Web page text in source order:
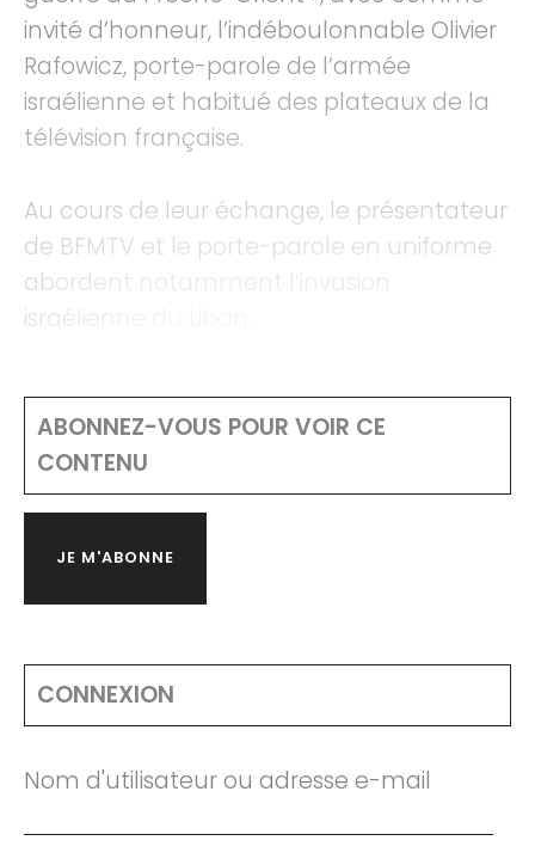
invité d’honneur, l’indéboulonnable Olivier
Rafowicz, porte-parole de l’armée
israélienne et habitué des plateaux de la
télévision française.
Au cours de leur échange, le présentateur
de BFMTV et le porte-parole en uniforme
abordent notamment l’invasion
israélienne du Liban.
ABONNEZ-VOUS POUR VOIR CE
CONTENU
JE M'ABONNE
CONNEXION
Nom d'utilisateur ou adresse e-mail